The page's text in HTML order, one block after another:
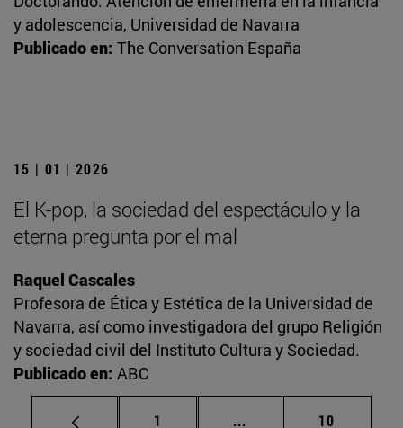
y adolescencia, Universidad de Navarra
Publicado en: The Conversation España
15 | 01 | 2026
El K-pop, la sociedad del espectáculo y la
eterna pregunta por el mal
Raquel Cascales
Profesora de Ética y Estética de la Universidad de
Navarra, así como investigadora del grupo Religión
y sociedad civil del Instituto Cultura y Sociedad.
Publicado en: ABC
Página
1 ... Páginas intermedias
Página
10